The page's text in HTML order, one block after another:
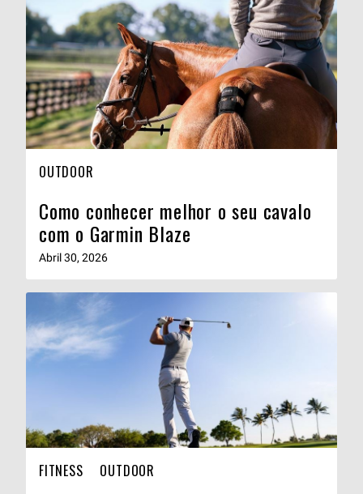
OUTDOOR
Como conhecer melhor o seu cavalo
com o Garmin Blaze
Abril 30, 2026
FITNESS OUTDOOR